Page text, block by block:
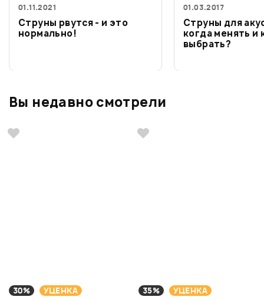
01.11.2021
Струны рвутся - и это
нормально!
01.03.2017
Струны для
когда менять и
выбрать?
Вы недавно смотрели
30% УЦЕНКА 35% УЦЕНКА